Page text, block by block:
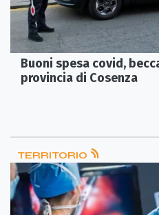
Buoni spesa covid,
provincia di Cosenza
TERRITORIO